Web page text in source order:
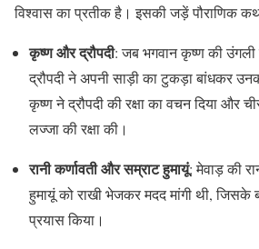
विश्वास का प्रतीक है। इसकी जड़ें पौराणिक
कृष्ण और द्रौपदी: जब भगवान कृष्ण की उंगली
द्रौपदी ने अपनी साड़ी का टुकड़ा बांधकर
कृष्ण ने द्रौपदी की रक्षा का वचन दिया और
लज्जा की रक्षा की।
रानी कर्णावती और सम्राट हुमायूं: मेवाड़ की
हुमायूं को राखी भेजकर मदद मांगी थी, जिसके
प्रयास किया।